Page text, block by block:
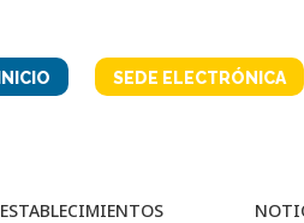
INICIO SEDE ELECTRÓNICA
ESTABLECIMIENTOS